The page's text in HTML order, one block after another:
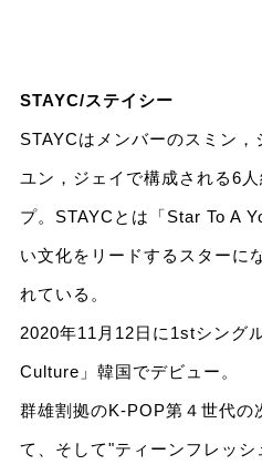
STAYC/ステイシー
STAYCはメンバーのスミン，
ユン，ジェイで構成される6
プ。STAYCとは「Star To A
い文化をリードするスターに
れている。
2020年11月12日に1stシング
Culture」韓国でデビュー。
群雄割拠のK-POP第４世代の
て、そして"ティーンフレッ